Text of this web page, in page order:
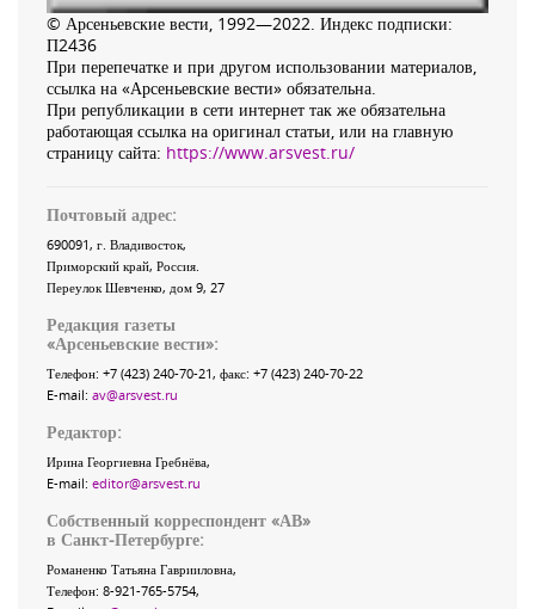
© Арсеньевские вести, 1992—2022. Индекс подписки:
П2436
При перепечатке и при другом использовании материалов,
ссылка на «Арсеньевские вести» обязательна.
При републикации в сети интернет так же обязательна
работающая ссылка на оригинал статьи, или на главную
страницу сайта: https://www.arsvest.ru/
Почтовый адрес:
690091, г. Владивосток,
Приморский край, Россия
Переулок Шевченко, дом 9, 27
Редакция газеты
«Арсеньевские вести»:
Телефон: +7 (423) 240-70-21, факс: +7 (423) 240-70-22
E-mail: av@arsvest.ru
Редактор:
Ирина Георгиевна Гребнёва,
E-mail: editor@arsvest.ru
Собственный корреспондент «АВ»
в Санкт-Петербурге:
Романенко Татьяна Гаврииловна,
Телефон: 8-921-765-5754,